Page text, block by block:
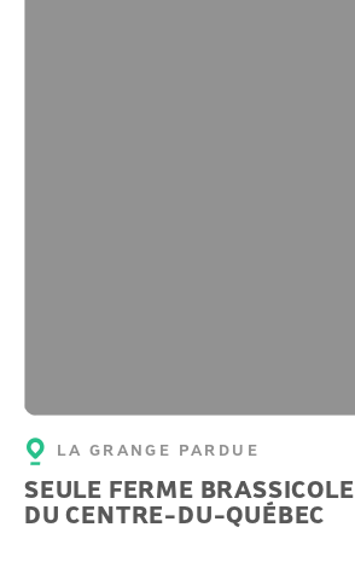
LA GRANGE PARDUE
SEULE FERME BRASSICOLE
DU CENTRE-DU-QUÉBEC